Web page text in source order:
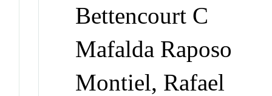
Bettencourt C
Mafalda Raposo
Montiel, Rafael